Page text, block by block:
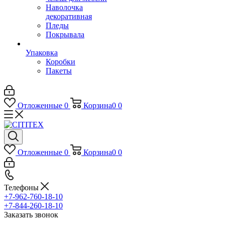
Наволочка
декоративная
Пледы
Покрывала
Упаковка
Коробки
Пакеты
Отложенные 0 Корзина0 0
Отложенные 0 Корзина0 0
Телефоны
+7-962-760-18-10
+7-844-260-18-10
Заказать звонок